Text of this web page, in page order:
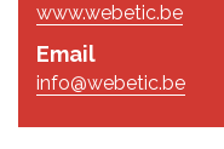
www.webetic.be
Email
info@webetic.be